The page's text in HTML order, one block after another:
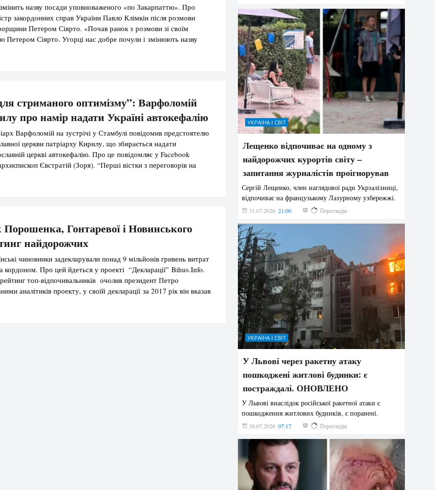
назву посади уповноваженого «по Закарпаттю». Про
закордонних справ України Павло Клімкін після розмови
Петером Сіярто. «Почав ранок з розмови зі своїм
Петером Сіярто. Угорці нас добре почули і змінюють назву
«по Закарпаттю». А щодо усіх інших питань —
стриманого оптимізму”: Варфоломій
про намір надати Україні автокефалію
Варфоломій на зустрічі у Стамбулі повідомив предстоятелю
церкви патріарху Кирилу, що збирається надати
церкві автокефалію. Про це повідомляє у Facebook
Євстратій (Зоря). “Перші вістки з переговорів на
не досяг всього, заради чого їхав”, – пише він. За словами
Порошенка, Гонтаревої і Новинського
найдорожчих
чиновники задекларували понад 9 мільйонів гривень витрат
кордоном. Про цей йдеться у проекті “Декларації” Bihus.Info.
топ-відпочивальників очолив президент Петро
аналітиків проекту, у своїй декларації за 2017 рік він вказав
послуги на загальну суму понад 2,7 млн гривень. Проте,
УКРАЇНА І СВІТ
Лещенко відпочиває на одному з
найдорожчих курортів світу –
запитання журналістів проігнорував
Сергій Лещенко, член наглядової ради Укрзалізниці,
відпочиває на французькому Лазурному узбережжі.
31.07.2026 21:00 196 Переглядів
УКРАЇНА І СВІТ
У Львові через ракетну атаку
пошкоджені житлові будинки: є
постраждалі. ОНОВЛЕНО
У Львові внаслідок російської ракетної атаки є
пошкодження житлових будинків, є поранені.
30.07.2026 07:17 179 Переглядів